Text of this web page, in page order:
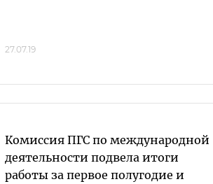
27.07.19
Комиссия ПГС по международной
деятельности подвела итоги
работы за первое полугодие и